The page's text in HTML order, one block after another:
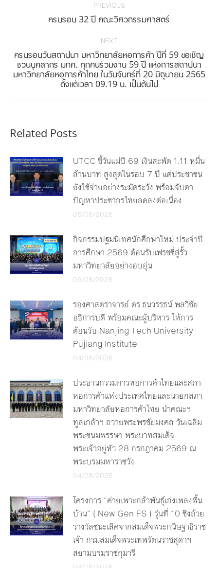
PREVIOUS
Previous
ครบรอบ 32 ปี คณะวิศวกรรมศาสตร์
NEXT
Next
post:
ครบรอบวันสถาปนา มหาวิทยาลัยหอการค้า ปีที่ 59 ขอเชิญ
ชวนบุคลากร มกค. ทุกคนร่วมงาน 59 ปี แห่งการสถาปนา
มหาวิทยาลัยหอการค้าไทย ในวันจันทร์ที่ 20 มิถุนายน 2565
ตั้งแต่เวลา 09.19 น. เป็นต้นไป
Related Posts
UTCC ชี้วันแม่ปี 69 เงินสะพัด 1.11 หมื่น
ล้านบาท สูงสุดในรอบ 7 ปี แต่ประชาชน
ยังใช้จ่ายอย่างระมัดระวัง พร้อมจับตา
ปัญหาประชากรไทยลดลงต่อเนื่อง
06/08/2026
กิจกรรมปฐมนิเทศนักศึกษาใหม่ ประจำปี
การศึกษา 2569 ต้อนรับเฟรชชี่สู่รั้ว
มหาวิทยาลัยอย่างอบอุ่น
06/08/2026
รองศาสตราจารย์ ดร.ธนวรรธน์ พลวิชัย
อธิการบดี พร้อมคณะผู้บริหาร ให้การ
ต้อนรับ Nanjing Tech University
Pujiang Institute
04/08/2026
ประธานกรรมการหอการค้าไทยและสภา
หอการค้าแห่งประเทศไทยและนายกสภา
มหาวิทยาลัยหอการค้าไทย นำคณะฯ
ทูลเกล้าฯ ถวายพระพรชัยมงคล วันเฉลิม
พระชนมพรรษา พระบาทสมเด็จ
พระเจ้าอยู่หัว 28 กรกฎาคม 2569 ณ
พระบรมมหาราชวัง
04/08/2026
โครงการ “ค่ายเพาะกล้าพันธุ์เก่งเพลงพื้น
บ้าน” ( New Gen FS ) รุ่นที่ 10 ชิงถ้วย
รางวัลชนะเลิศจากสมเด็จพระกนิษฐาธิราช
เจ้า กรมสมเด็จพระเทพรัตนราชสุดาฯ
สยามบรมราชกุมารี